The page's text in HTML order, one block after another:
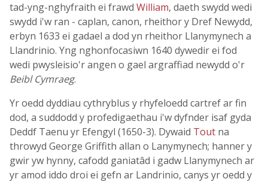
tad-yng-nghyfraith ei frawd William, daeth swydd wedi
swydd i'w ran - caplan, canon, rheithor y Dref Newydd,
erbyn 1633 ei gadael a dod yn rheithor Llanymynech a
Llandrinio. Yng nghonfocasiwn 1640 dywedir ei fod
wedi pwysleisio'r angen o gael argraffiad newydd o'r
Beibl Cymraeg.
Yr oedd dyddiau cythryblus y rhyfeloedd cartref ar fin
dod, a suddodd y profedigaethau i'w dyfnder isaf gyda
Deddf Taenu yr Efengyl (1650-3). Dywaid Tout na
throwyd George Griffith allan o Lanymynech; hanner y
gwir yw hynny, cafodd ganiatâd i gadw Llanymynech ar
yr amod iddo droi ei gefn ar Landrinio, canys yr oedd y